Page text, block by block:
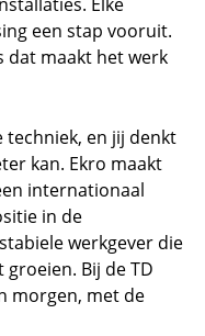
Elke
een stap vooruit.
dat maakt het werk
en jij denkt
kan. Ekro maakt
internationaal
in de
werkgever die
Bij de TD
morgen, met de